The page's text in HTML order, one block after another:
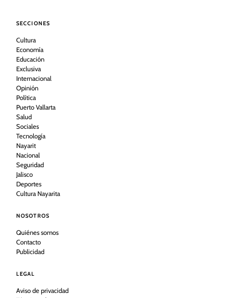
SECCIONES
Cultura
Economía
Educación
Exclusiva
Internacional
Opinión
Política
Puerto Vallarta
Salud
Sociales
Tecnología
Nayarit
Nacional
Seguridad
Jalisco
Deportes
Cultura Nayarita
NOSOTROS
Quiénes somos
Contacto
Publicidad
LEGAL
Aviso de privacidad